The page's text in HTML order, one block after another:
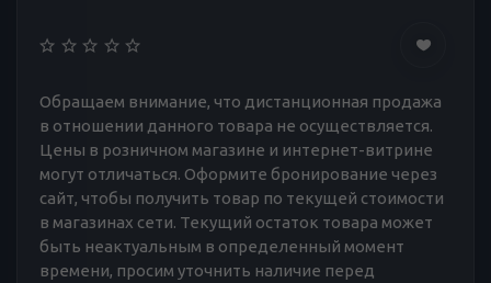
Обращаем внимание, что дистанционная продажа
в отношении данного товара не осуществляется.
Цены в розничном магазине и интернет-витрине
могут отличаться. Оформите бронирование через
сайт, чтобы получить товар по текущей стоимости
в магазинах сети. Текущий остаток товара может
быть неактуальным в определенный момент
времени, просим уточнить наличие перед